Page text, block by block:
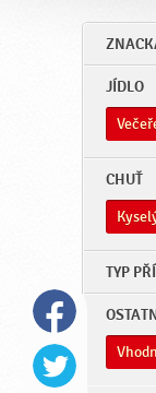
JÍDLO
CHUŤ
TYP